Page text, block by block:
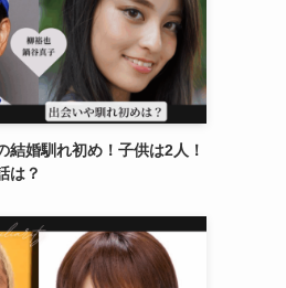
結婚馴れ初め！子供は2人！
は？